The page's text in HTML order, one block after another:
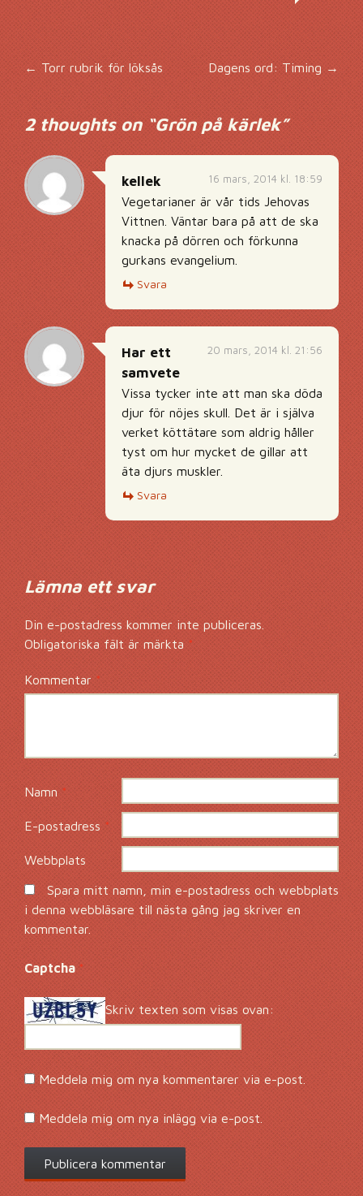
Inläggsnavigering
← Torr rubrik för löksås Dagens ord: Timing →
2 thoughts on “Grön på kärlek”
16 mars, 2014 kl. 18:59
kellek
Vegetarianer är vår tids Jehovas
Vittnen. Väntar bara på att de ska
knacka på dörren och förkunna
gurkans evangelium.
Svara
20 mars, 2014 kl. 21:56
Har ett
samvete
Vissa tycker inte att man ska döda
djur för nöjes skull. Det är i själva
verket köttätare som aldrig håller
tyst om hur mycket de gillar att
äta djurs muskler.
Svara
Lämna ett svar
Din e-postadress kommer inte publiceras.
Obligatoriska fält är märkta *
Kommentar*
Namn *
E-postadress*
Webbplats
Spara mitt namn, min e-postadress och webbplats
i denna webbläsare till nästa gång jag skriver en
kommentar.
Captcha *
Skriv texten som visas ovan:
Meddela mig om nya kommentarer via e-post.
Meddela mig om nya inlägg via e-post.